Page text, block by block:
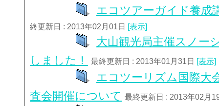
エコツアーガイド養成
終更新日 : 2013年02月01日 [表示]
大山観光局主催スノー
しました！
最終更新日 : 2013年01月31日 [表示]
エコツーリズム国際大
査会開催について 最終更新日 : 2013年02月